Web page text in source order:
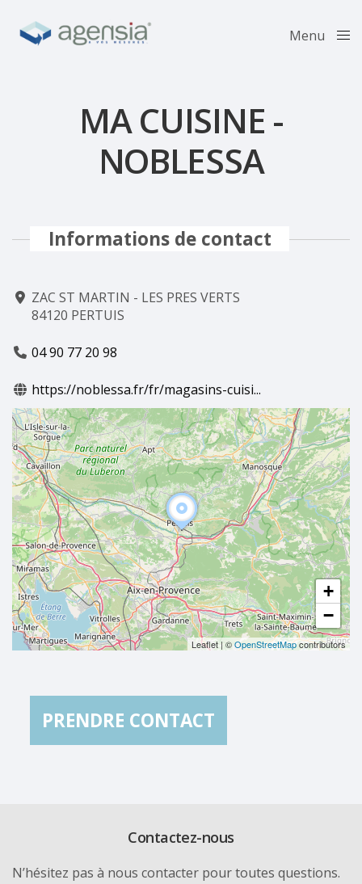
Menu
MA CUISINE -
NOBLESSA
Informations de contact
ZAC ST MARTIN - LES PRES VERTS
84120 PERTUIS
04 90 77 20 98
https://noblessa.fr/fr/magasins-cuisi...
+
−
Leaflet| ©OpenStreetMapcontributors
PRENDRE CONTACT
Contactez-nous
N’hésitez pas à nous contacter pour toutes questions.